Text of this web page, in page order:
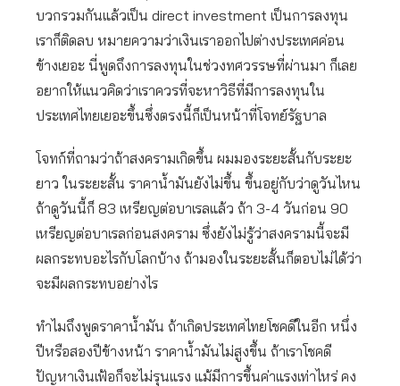
บวกรวมกันแล้วเป็น direct investment เป็นการลงทุน
เราก็ติดลบ หมายความว่าเงินเราออกไปต่างประเทศค่อน
ข้างเยอะ นี่พูดถึงการลงทุนในช่วงทศวรรษที่ผ่านมา ก็เลย
อยากให้แนวคิดว่าเราควรที่จะหาวิธีที่มีการลงทุนใน
ประเทศไทยเยอะขึ้นซึ่งตรงนี้ก็เป็นหน้าที่โจทย์รัฐบาล
โจทก์ที่ถามว่าถ้าสงครามเกิดขึ้น ผมมองระยะสั้นกับระยะ
ยาว ในระยะสั้น ราคาน้ำมันยังไม่ขึ้น ขึ้นอยู่กับว่าดูวันไหน
ถ้าดูวันนี้ก็ 83 เหรียญต่อบาเรลแล้ว ถ้า 3-4 วันก่อน 90
เหรียญต่อบาเรลก่อนสงคราม ซึ่งยังไม่รู้ว่าสงครามนี้จะมี
ผลกระทบอะไรกับโลกบ้าง ถ้ามองในระยะสั้นก็ตอบไม่ได้ว่า
จะมีผลกระทบอย่างไร
ทำไมถึงพูดราคาน้ำมัน ถ้าเกิดประเทศไทยโชคดีในอีก หนึ่ง
ปีหรือสองปีข้างหน้า ราคาน้ำมันไม่สูงขึ้น ถ้าเราโชคดี
ปัญหาเงินเฟ้อก็จะไม่รุนแรง แม้มีการขึ้นค่าแรงเท่าไหร่ คง